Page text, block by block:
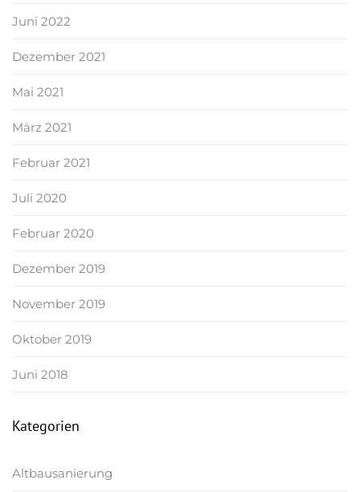
Juni 2022
Dezember 2021
Mai 2021
März 2021
Februar 2021
Juli 2020
Februar 2020
Dezember 2019
November 2019
Oktober 2019
Juni 2018
Kategorien
Altbausanierung